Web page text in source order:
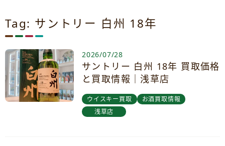
Tag: サントリー 白州 18年
2026/07/28
サントリー 白州 18年 買取価格
と買取情報｜浅草店
ウイスキー買取
お酒買取情報
浅草店